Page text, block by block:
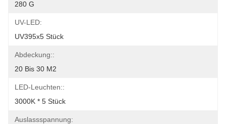
280 G
UV-LED:
UV395x5 Stück
Abdeckung::
20 Bis 30 M2
LED-Leuchten::
3000K * 5 Stück
Auslassspannung: